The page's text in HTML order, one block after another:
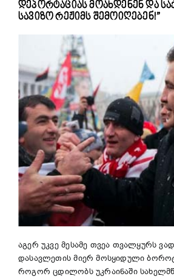
დეპორტაციას მოახდენენ და
სავიზო რეჟიმს შემოიღებენ!”
აგერ უკვე მესამე თვეა თვალყურს
დასავლეთის მიერ მოსყიდული
როგორ ცდილობს უკრაინაში